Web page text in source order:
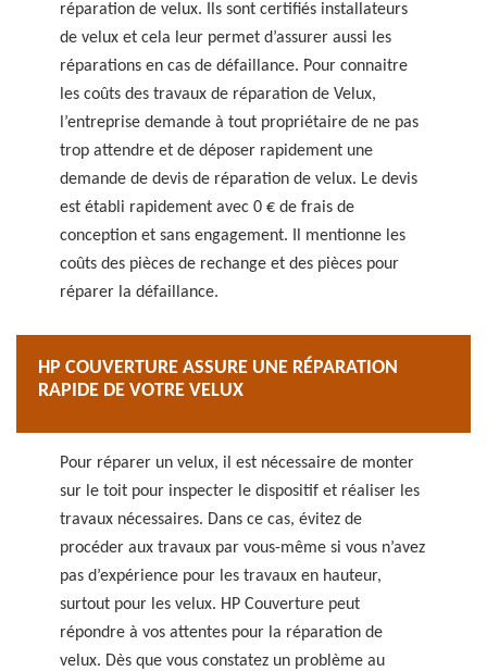
réparation de velux. Ils sont certifiés installateurs
de velux et cela leur permet d’assurer aussi les
réparations en cas de défaillance. Pour connaitre
les coûts des travaux de réparation de Velux,
l’entreprise demande à tout propriétaire de ne pas
trop attendre et de déposer rapidement une
demande de devis de réparation de velux. Le devis
est établi rapidement avec 0 € de frais de
conception et sans engagement. Il mentionne les
coûts des pièces de rechange et des pièces pour
réparer la défaillance.
HP COUVERTURE ASSURE UNE RÉPARATION
RAPIDE DE VOTRE VELUX
Pour réparer un velux, il est nécessaire de monter
sur le toit pour inspecter le dispositif et réaliser les
travaux nécessaires. Dans ce cas, évitez de
procéder aux travaux par vous-même si vous n’avez
pas d’expérience pour les travaux en hauteur,
surtout pour les velux. HP Couverture peut
répondre à vos attentes pour la réparation de
velux. Dès que vous constatez un problème au